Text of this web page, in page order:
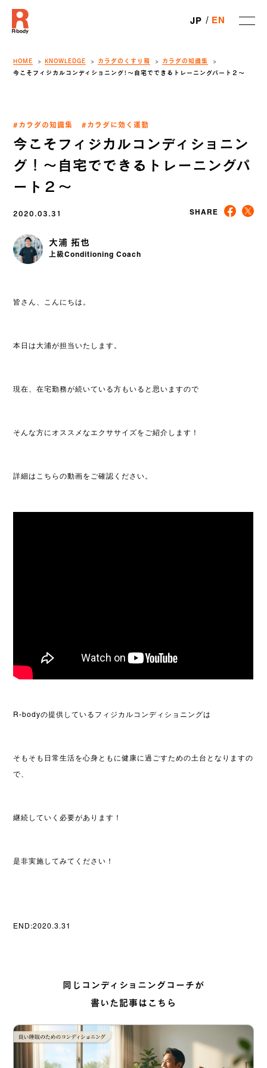
JP EN
HOME KNOWLEDGE カラダのくすり箱
カラダの知識集
今こそフィジカルコンディショニング！〜自宅でできるトレーニングパート２〜
#カラダの知識集 #カラダに効く運動
今こそフィジカルコンディショニン
グ！〜自宅でできるトレーニングパ
ート２〜
2020.03.31 SHARE
大浦 拓也
上級Conditioning Coach
皆さん、 こんにちは。
本日は大浦が担当いたします。
現在、在宅勤務が続いている方もいると思いますので
そんな方にオススメなエクササイズをご紹介します！
詳細はこちらの動画をご確認ください。
R-bodyの提供しているフィジカルコンディショニングは
そもそも日常生活を心身ともに健康に過ごすための土台となりますの
で、
継続していく必要があります！
是非実施してみてください！
END:2020.3.31
同じコンディショニングコーチが
書いた記事はこちら